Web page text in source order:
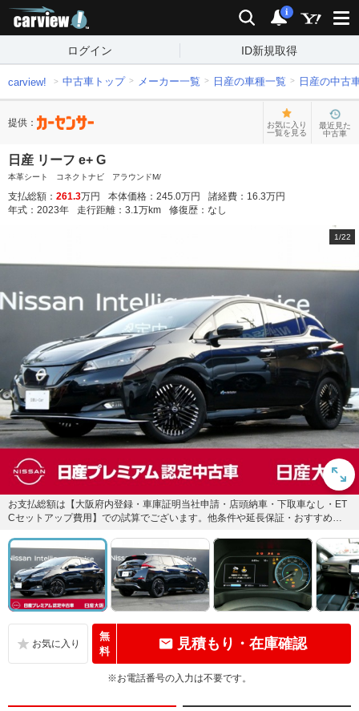
検索 通知
i
ログイン ID新規取得
carview! 中古車トップ メーカー一覧 日産の車種一覧 日産の中古
提供：
お気に入り
一覧を見る
最近見た
中古車
日産 リーフ e+ G
本革シート コネクトナビ アラウンドM/
支払総額： 261.3万円 本体価格： 245.0万円 諸経費： 16.3万円
年式： 2023年 走行距離： 3.1万km 修復歴： なし
1/22
お支払総額は【大阪府内登録・車庫証明当社申請・店頭納車・下取車なし・ET
Cセットアップ費用】での試算でございます。他条件や延長保証・おすすめプ
無
料
見積もり・在庫確認
※お電話番号の入力は不要です。